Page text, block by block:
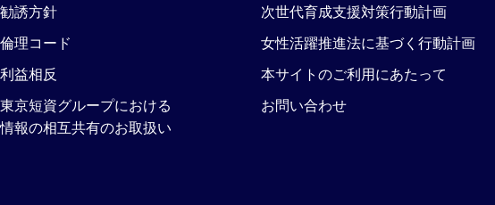
勧誘方針
倫理コード
利益相反
東京短資グループにおける
情報の相互共有のお取扱い
次世代育成支援対策行動計画
女性活躍推進法に基づく行動計画
本サイトのご利用にあたって
お問い合わせ